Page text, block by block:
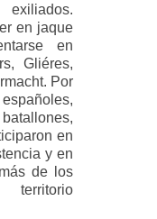
en jaque
en
Gliéres,
Por
en
y en
de los